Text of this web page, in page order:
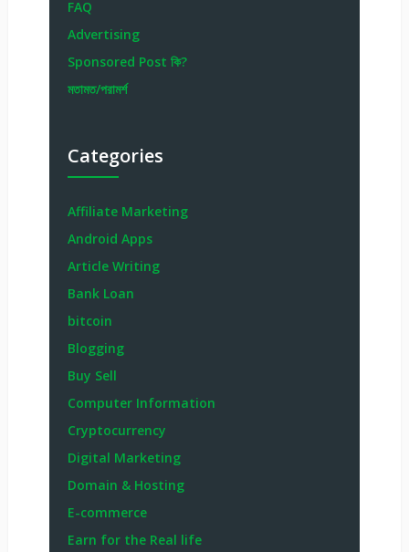
FAQ
Advertising
Sponsored Post কি?
মতামত/পরামর্শ
Categories
Affiliate Marketing
Android Apps
Article Writing
Bank Loan
bitcoin
Blogging
Buy Sell
Computer Information
Cryptocurrency
Digital Marketing
Domain & Hosting
E-commerce
Earn for the Real life